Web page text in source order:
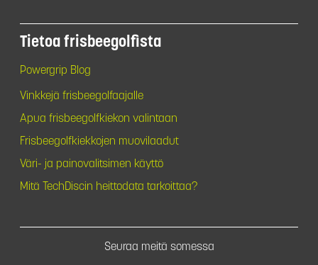
Tietoa frisbeegolfista
Powergrip Blog
Vinkkejä frisbeegolfaajalle
Apua frisbeegolfkiekon valintaan
Frisbeegolfkiekkojen muovilaadut
Väri- ja painovalitsimen käyttö
Mitä TechDiscin heittodata tarkoittaa?
Seuraa meitä somessa